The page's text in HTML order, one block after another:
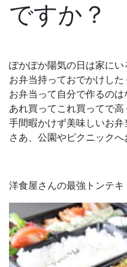
ですか？
ぽかぽか陽気の日は家にい
お弁当持っておでかけした
お弁当って自分で作るのは
あれ買ってこれ買ってで高
手間暇かけず美味しいお
さあ、公園やピクニックへ
洋食屋さんの最強トンテキ